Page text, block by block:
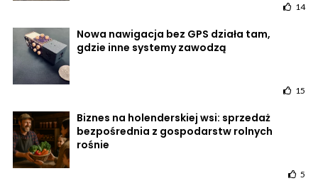
14
Nowa nawigacja bez GPS działa tam,
gdzie inne systemy zawodzą
15
Biznes na holenderskiej wsi: sprzedaż
bezpośrednia z gospodarstw rolnych
rośnie
5